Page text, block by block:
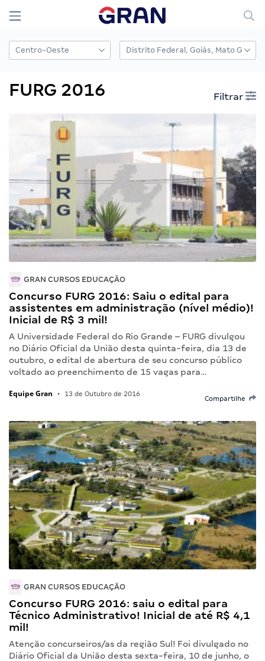
FURG 2016 Filtrar
GRAN CURSOS EDUCAÇÃO
Concurso FURG 2016: Saiu o edital para
assistentes em administração (nível médio)!
Inicial de R$ 3 mil!
A Universidade Federal do Rio Grande – FURG divulgou
no Diário Oficial da União desta quinta-feira, dia 13 de
outubro, o edital de abertura de seu concurso público
voltado ao preenchimento de 15 vagas para…
Equipe Gran • 13 de Outubro de 2016
Compartilhe
GRAN CURSOS EDUCAÇÃO
Concurso FURG 2016: saiu o edital para
Técnico Administrativo! Inicial de até R$ 4,1
mil!
Atenção concurseiros/as da região Sul! Foi divulgado no
Diário Oficial da União desta sexta-feira, 10 de junho, o